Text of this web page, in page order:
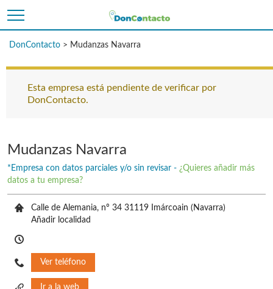
DonContacto > Mudanzas Navarra
Esta empresa está pendiente de verificar por
DonContacto.
Mudanzas Navarra
*Empresa con datos parciales y/o sin revisar - ¿Quieres añadir más
datos a tu empresa?
Calle de Alemania, nº 34 31119 Imárcoain (Navarra)
Añadir localidad
Ver teléfono
Ir a la web